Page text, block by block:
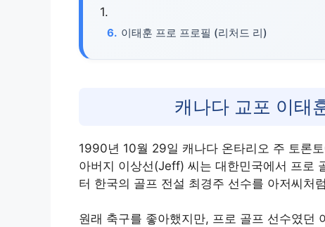
이태훈 프로 프로필 (리처드 리)
캐나다 교포 이태
1990년 10월 29일 캐나다 온타리오 주 토론
아버지 이상선(Jeff) 씨는 대한민국에서 프로
터 한국의 골프 전설 최경주 선수를 아저씨처
원래 축구를 좋아했지만, 프로 골프 선수였던